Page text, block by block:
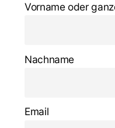
Vorname oder
Nachname
Email